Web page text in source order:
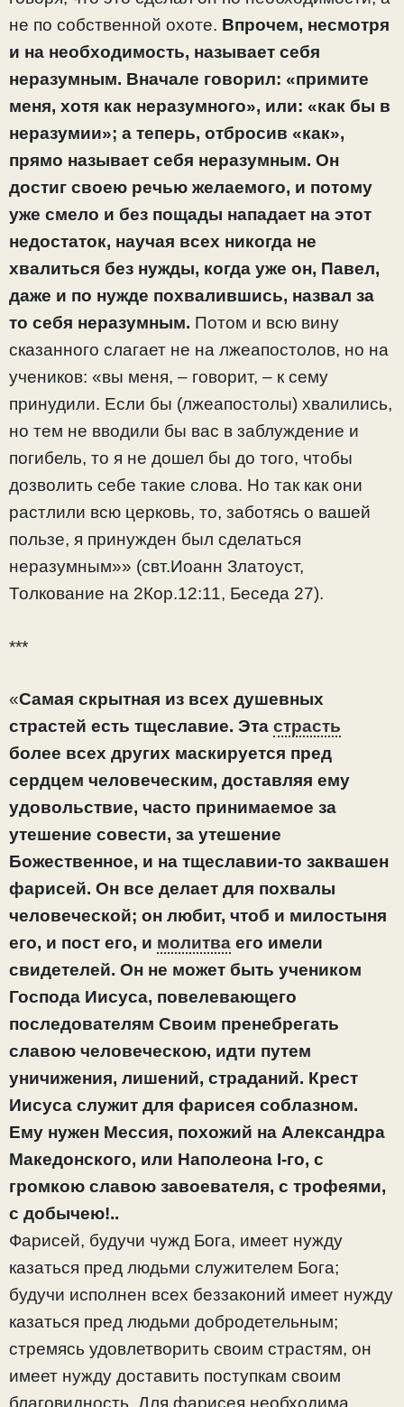
не по собственной охоте. Впрочем, несмотря
и на необходимость, называет себя
неразумным. Вначале говорил: «примите
меня, хотя как неразумного», или: «как бы в
неразумии»; а теперь, отбросив «как»,
прямо называет себя неразумным. Он
достиг своею речью желаемого, и потому
уже смело и без пощады нападает на этот
недостаток, научая всех никогда не
хвалиться без нужды, когда уже он, Павел,
даже и по нужде похвалившись, назвал за
то себя неразумным. Потом и всю вину
сказанного слагает не на лжеапостолов, но на
учеников: «вы меня, – говорит, – к сему
принудили. Если бы (лжеапостолы) хвалились,
но тем не вводили бы вас в заблуждение и
погибель, то я не дошел бы до того, чтобы
дозволить себе такие слова. Но так как они
растлили всю церковь, то, заботясь о вашей
пользе, я принужден был сделаться
неразумным»» (свт.Иоанн Златоуст,
Толкование на 2Кор.12:11, Беседа 27).
***
«Самая скрытная из всех душевных
страстей есть тщеславие. Эта страсть
более всех других маскируется пред
сердцем человеческим, доставляя ему
удовольствие, часто принимаемое за
утешение совести, за утешение
Божественное, и на тщеславии-то заквашен
фарисей. Он все делает для похвалы
человеческой; он любит, чтоб и милостыня
его, и пост его, и молитва его имели
свидетелей. Он не может быть учеником
Господа Иисуса, повелевающего
последователям Своим пренебрегать
славою человеческою, идти путем
уничижения, лишений, страданий. Крест
Иисуса служит для фарисея соблазном.
Ему нужен Мессия, похожий на Александра
Македонского, или Наполеона I-го, с
громкою славою завоевателя, с трофеями,
с добычею!..
Фарисей, будучи чужд Бога, имеет нужду
казаться пред людьми служителем Бога;
будучи исполнен всех беззаконий имеет нужду
казаться пред людьми добродетельным;
стремясь удовлетворить своим страстям, он
имеет нужду доставить поступкам своим
благовидность. Для фарисея необходима